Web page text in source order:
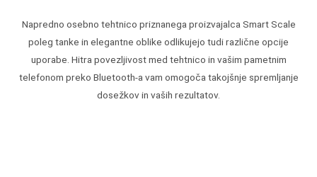
Napredno osebno tehtnico priznanega proizvajalca Smart Scale
poleg tanke in elegantne oblike odlikujejo tudi različne opcije
uporabe. Hitra povezljivost med tehtnico in vašim pametnim
telefonom preko Bluetooth-a vam omogoča takojšnje spremljanje
dosežkov in vaših rezultatov.